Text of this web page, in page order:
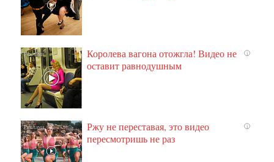
i
Королева вагона отожгла! Видео не
оставит равнодушным
i
Ржу не переставая, это видео
пересмотришь не раз